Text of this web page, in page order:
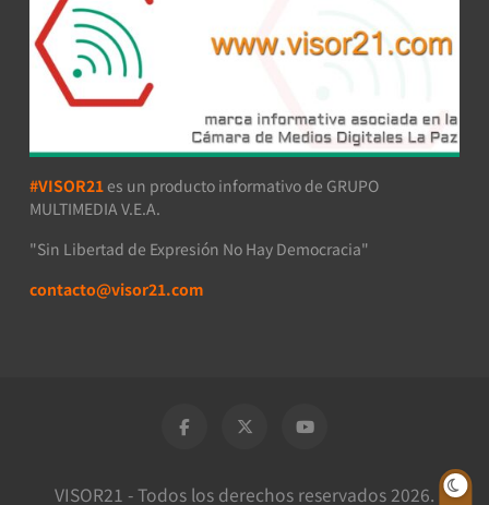
#VISOR21 es un producto informativo de GRUPO
MULTIMEDIA V.E.A.
"Sin Libertad de Expresión No Hay Democracia"
contacto@visor21.com
VISOR21 - Todos los derechos reservados 2026.